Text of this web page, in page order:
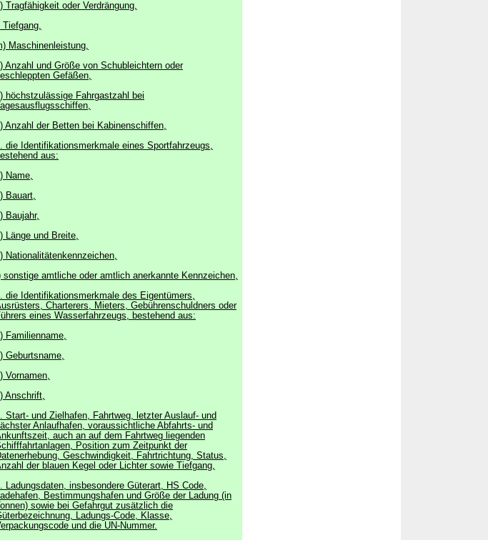
Tragfähigkeit oder Verdrängung,
Tiefgang,
Maschinenleistung,
Anzahl und Größe von Schubleichtern oder
Gefäßen,
höchstzulässige Fahrgastzahl bei
Tagesausflugsschiffen,
Anzahl der Betten bei Kabinenschiffen,
die Identifikationsmerkmale eines Sportfahrzeugs,
aus:
Name,
Bauart,
Baujahr,
Länge und Breite,
Nationalitätenkennzeichen,
sonstige amtliche oder amtlich anerkannte Kennzeichen,
die Identifikationsmerkmale des Eigentümers,
Charterers, Mieters, Gebührenschuldners oder
eines Wasserfahrzeugs, bestehend aus:
Familienname,
Geburtsname,
Vornamen,
Anschrift,
Start- und Zielhafen, Fahrtweg, letzter Auslauf- und
Anlaufhafen, voraussichtliche Abfahrts- und
auch an auf dem Fahrtweg liegenden
Position zum Zeitpunkt der
Geschwindigkeit, Fahrtrichtung, Status,
der blauen Kegel oder Lichter sowie Tiefgang,
Ladungsdaten, insbesondere Güterart, HS Code,
Bestimmungshafen und Größe der Ladung (in
Tonnen) sowie bei Gefahrgut zusätzlich die
Ladungs-Code, Klasse,
und die UN-Nummer.